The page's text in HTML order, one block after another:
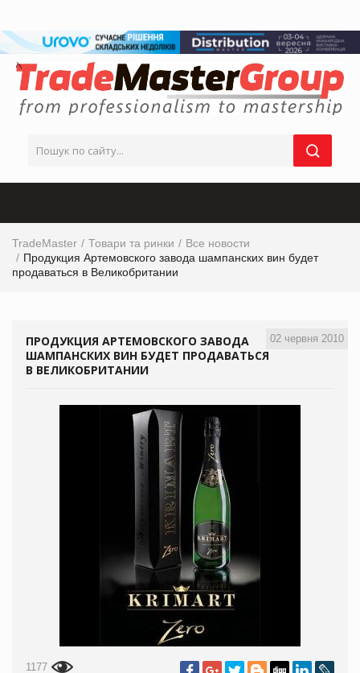
TradeMaster Товари та ринки
Все новости
Продукция Артемовского завода шампанских вин будет
продаваться в Великобритании
02 червня 2010
ПРОДУКЦИЯ АРТЕМОВСКОГО ЗАВОДА
ШАМПАНСКИХ ВИН БУДЕТ ПРОДАВАТЬСЯ
В ВЕЛИКОБРИТАНИИ
1177